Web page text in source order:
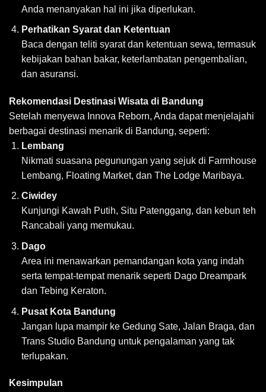
Anda menanyakan hal ini jika diperlukan.
Perhatikan Syarat dan Ketentuan
Baca dengan teliti syarat dan ketentuan sewa, termasuk
kebijakan bahan bakar, keterlambatan pengembalian,
dan asuransi.
Rekomendasi Destinasi Wisata di Bandung
Setelah menyewa Innova Reborn, Anda dapat menjelajahi
berbagai destinasi menarik di Bandung, seperti:
Lembang
Nikmati suasana pegunungan yang sejuk di Farmhouse
Lembang, Floating Market, dan The Lodge Maribaya.
Ciwidey
Kunjungi Kawah Putih, Situ Patenggang, dan kebun teh
Rancabali yang memukau.
Dago
Area ini menawarkan pemandangan kota yang indah
serta tempat-tempat menarik seperti Dago Dreampark
dan Tebing Keraton.
Pusat Kota Bandung
Jangan lupa mampir ke Gedung Sate, Jalan Braga, dan
Trans Studio Bandung untuk pengalaman yang tak
terlupakan.
Kesimpulan